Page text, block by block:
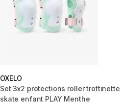
OXELO
Set 3x2 protections roller trottinette
skate enfant PLAY Menthe